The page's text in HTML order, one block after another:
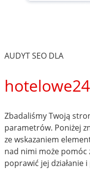
AUDYT SEO DLA
Zbadaliśmy Twoją
parametrów. Poniżej
ze wskazaniem
nad nimi może pomóc
poprawić jej działanie